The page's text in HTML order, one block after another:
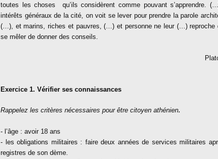
toutes les choses
qu’ils considèrent comme pouvant s’apprendre.
intérêts généraux de la cité, on voit se lever pour prendre la parole
(…), et marins, riches et pauvres, (…) et personne ne leur (…) reproche
se mêler de donner des conseils.
Exercice 1. Vérifier ses connaissances
Rappelez les critères nécessaires pour être citoyen athénien.
- l’âge : avoir 18 ans
- les obligations militaires : faire deux années de services militaires
registres de son dème.